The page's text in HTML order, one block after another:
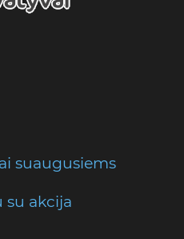
suaugusiems
su akcija